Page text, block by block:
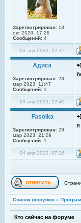
Зарегистрирован: 13
окт 2020, 17:28
Сообщений: 4
03 апр 2023, 22:37
Адиса
Зарегистрирован: 28
мар 2023, 11:47
Сообщений: 1
03 апр 2023, 22:49
Fasolka
Зарегистрирован: 29
мар 2023, 21:09
Сообщений: 1
я
04 апр 2023, 07:26
Список форумов »
Кто сейчас на форуме